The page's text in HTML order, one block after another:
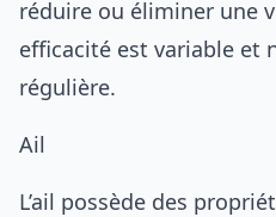
réduire ou éliminer une
efficacité est variable et
régulière.
Ail
L’ail possède des